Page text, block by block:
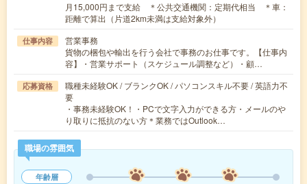
月15,000円まで支給 ＊公共交通機関：定期代相当 ＊車：
距離で算出（片道2km未満は支給対象外）
仕事内容
営業事務
貨物の梱包や輸出を行う会社で事務のお仕事です。【仕事内
容】・営業サポート（スケジュール調整など）・顧…
応募資格
職種未経験OK / ブランクOK / パソコンスキル不要 / 英語力不
要
・事務未経験OK！・PCで文字入力ができる方・メールのや
り取りに抵抗のない方＊業務ではOutlook…
職場の雰囲気
年齢層